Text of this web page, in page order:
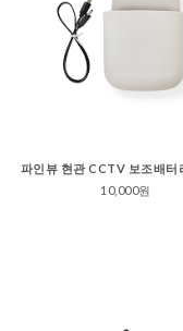
파인뷰 현관 CCTV 보조배터
10,000원